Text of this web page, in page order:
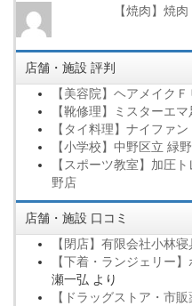
【焼肉】焼
店舗・施設 評判
【美容院】ヘアメイクＦ
【靴修理】ミスターエ
【タイ料理】ナイファン
【小学校】中野区立 緑
【スポーツ教室】加圧
野店
店舗・施設 口コミ
【閉店】有限会社小林
【下着・ランジェリー
瀬一弘 より
【ドラッグストア・市